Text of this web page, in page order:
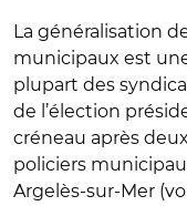
La généralisation
municipaux est
plupart des
de l’élection
créneau après
policiers
Argelès-sur-Mer